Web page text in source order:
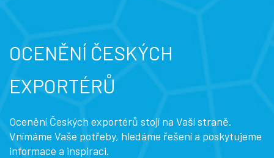
OCENĚNÍ ČESKÝCH
EXPORTÉRŮ
Ocenění Českých exportérů stojí na Vaší straně.
Vnímáme Vaše potřeby, hledáme řešení a poskytujeme
informace a inspiraci.